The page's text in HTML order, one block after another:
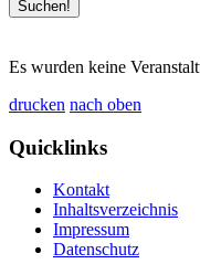
Es wurden keine
drucken nach oben
Quicklinks
Kontakt
Inhaltsverzeichnis
Impressum
Datenschutz